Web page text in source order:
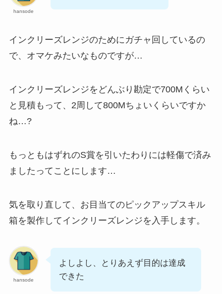
hansode
インクリーズレンジのためにガチャ回しているの
で、オマケみたいなものですが…
インクリーズレンジをどんぶり勘定で700Mくらい
と見積もって、2周して800Mちょいくらいですか
ね…?
もっともはずれのS賞を引いたわりには軽傷で済み
ましたってことにします…
気を取り直して、お目当てのピックアップスキル
箱を製作してインクリーズレンジを入手します。
hansode
よしよし、とりあえず目的は達成
できた